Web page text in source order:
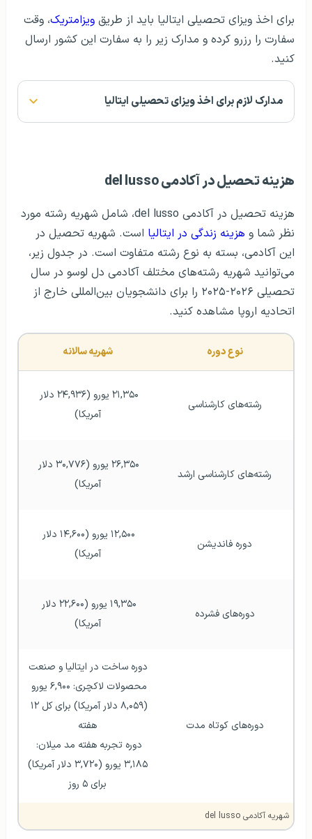
برای اخذ ویزای تحصیلی ایتالیا باید از طریق ویزامتریک، وقت
سفارت را رزرو کرده و مدارک زیر را به سفارت این کشور ارسال
کنید.
مدارک لازم برای اخذ ویزای تحصیلی ایتالیا
هزینه تحصیل در آکادمی del lusso
هزینه تحصیل در آکادمی del lusso، شامل شهریه رشته مورد
نظر شما و هزینه‌ زندگی در ایتالیا است. شهریه تحصیل در
این آکادمی، بسته به نوع رشته متفاوت است. در جدول زیر،
می‌توانید شهریه رشته‌های مختلف آکادمی دل لوسو در سال
تحصیلی ۲۰۲۶-۲۰۲۵ را برای دانشجویان بین‌المللی خارج از
اتحادیه اروپا مشاهده کنید.
نوع دوره شهریه سالانه
رشته‌های کارشناسی
آمریکا)
رشته‌های کارشناسی ارشد
آمریکا)
دوره فاندیشن
آمریکا)
دوره‌های فشرده
آمریکا)
دوره‌های کوتاه مدت
هفته
برای ۵ روز
شهریه آکادمی del lusso